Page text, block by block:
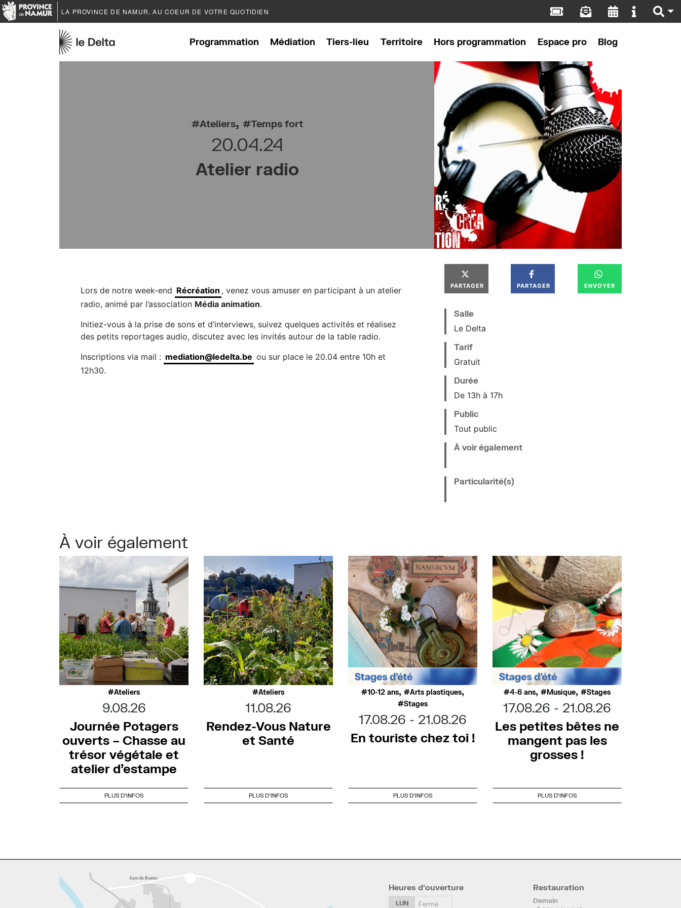
LA PROVINCE DE NAMUR, AU COEUR DE VOTRE QUOTIDIEN
Programmation Médiation Tiers-lieu Territoire Hors programmation Espace pro Blog
Ateliers, Temps fort
20.04.24
Atelier radio
Lors de notre week-end Récréation , venez vous amuser en participant à un atelier
radio, animé par l’association Média animation.
Initiez-vous à la prise de sons et d’interviews, suivez quelques activités et réalisez
des petits reportages audio, discutez avec les invités autour de la table radio.
Inscriptions via mail : mediation@ledelta.be ou sur place le 20.04 entre 10h et
12h30.
PARTAGER PARTAGER ENVOYER
Salle
Le Delta
Tarif
Gratuit
Durée
De 13h à 17h
Public
Tout public
À voir également
Particularité(s)
À voir également
Ateliers
9.08.26
Journée Potagers
ouverts – Chasse au
trésor végétale et
atelier d’estampe
PLUS D'INFOS
Ateliers
11.08.26
Rendez-Vous Nature
et Santé
PLUS D'INFOS
10-12 ans, Arts plastiques,
Stages
17.08.26
21.08.26
En touriste chez toi !
PLUS D'INFOS
4-6 ans, Musique, Stages
17.08.26
21.08.26
Les petites bêtes ne
mangent pas les
grosses !
PLUS D'INFOS
Heures d’ouverture
LUN Fermé
Restauration
Demain